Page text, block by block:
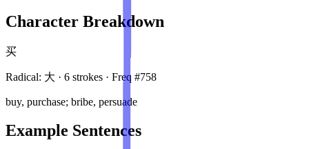
Character Breakdown
买
Radical: 大 · 6 strokes · Freq #758
buy, purchase; bribe, persuade
Example Sentences